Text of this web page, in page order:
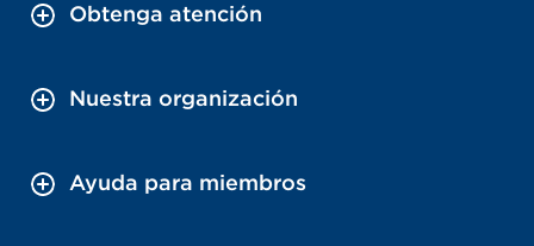
Obtenga atención
Nuestra organización
Ayuda para miembros